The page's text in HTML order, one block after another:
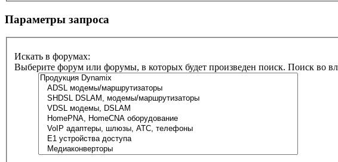
Параметры запроса
Искать в форумах:
Выберите форум или форумы, в которых будет произведен поиск. Поиск во